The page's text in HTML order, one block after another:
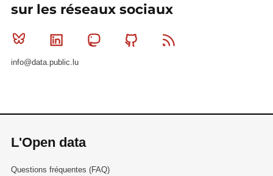
sur les réseaux sociaux
Bluesky Linkedin MastodonGithub
info@data.public.lu
L'Open data
Questions fréquentes (FAQ)